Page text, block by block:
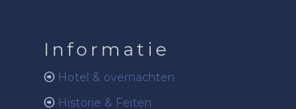
Informatie
Hotel & overnachten
Historie & Feiten